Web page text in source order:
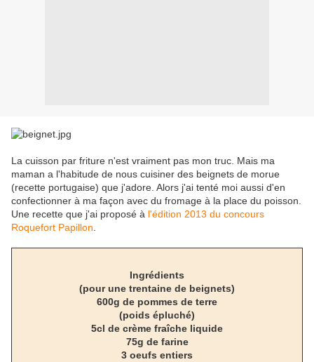
La cuisson par friture n'est vraiment pas mon truc. Mais ma
maman a l'habitude de nous cuisiner des beignets de morue
(recette portugaise) que j'adore. Alors j'ai tenté moi aussi d'en
confectionner à ma façon avec du fromage à la place du poisson.
Une recette que j'ai proposé à l'édition 2013 du concours
Roquefort Papillon
Ingrédients
(pour une trentaine de beignets)
600g de pommes de terre
(poids épluché)
5cl de crème fraîche liquide
75g de farine
3 oeufs entiers